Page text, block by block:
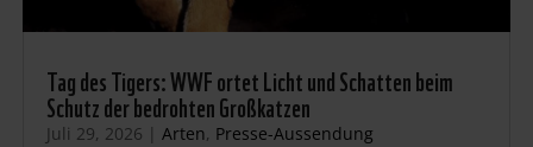
Tag des Tigers: WWF ortet Licht und Schatten beim
Schutz der bedrohten Großkatzen
Juli 29, 2026 | Arten, Presse-Aussendung